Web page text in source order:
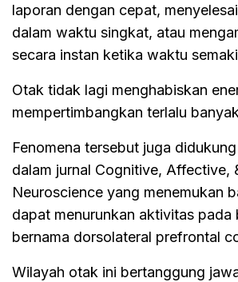
laporan dengan cepat,
dalam waktu singkat, atau
secara instan ketika waktu
Otak tidak lagi menghabiskan
mempertimbangkan terlalu
Fenomena tersebut juga
dalam jurnal Cognitive, Affective,
Neuroscience yang menemukan
dapat menurunkan aktivitas pada
bernama dorsolateral prefrontal
Wilayah otak ini bertanggung